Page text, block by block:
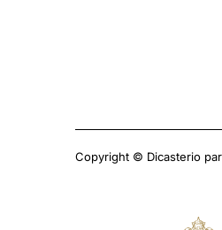
Copyright © Dicasterio